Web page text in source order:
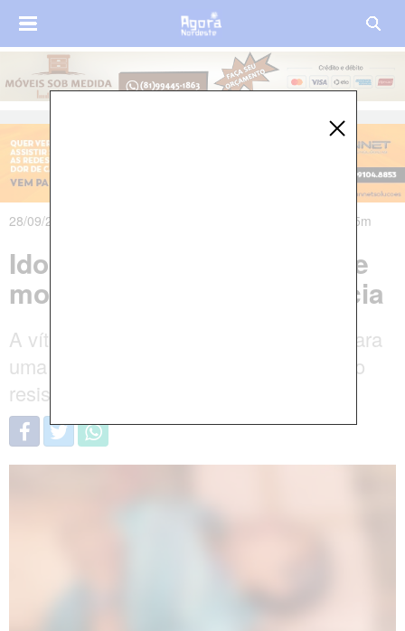
28/09/2021 às 13h30m - Atualizado em 28/09/2021 às 14h45m
Idoso morre em acidente de
moto na PE-074, em Vicência
A vítima ainda chegou a ser socorrida para
uma unidade médica do Recife, mas não
resistiu aos ferimentos e morreu.